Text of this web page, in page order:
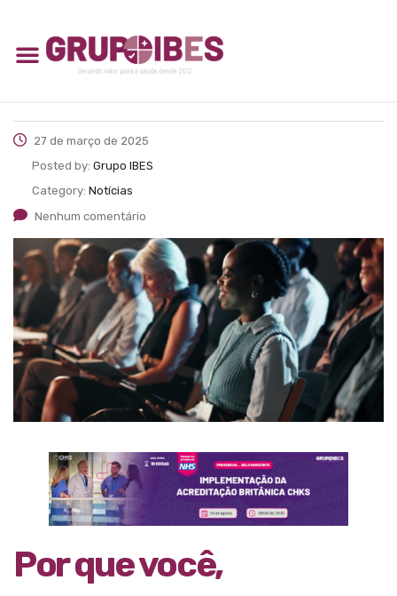
27 de março de 2025
Posted by: Grupo IBES
Category: Notícias
Nenhum comentário
Por que você,